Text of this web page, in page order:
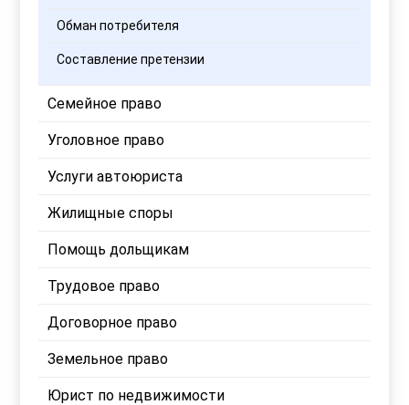
Обман потребителя
Составление претензии
Семейное право
Уголовное право
Услуги автоюриста
Жилищные споры
Помощь дольщикам
Трудовое право
Договорное право
Земельное право
Юрист по недвижимости